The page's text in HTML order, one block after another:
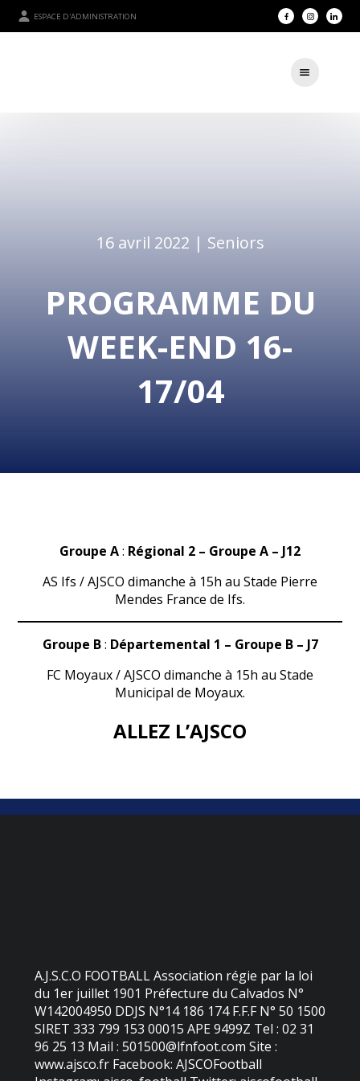
ESPACE D'ADMINISTRATION
16 avril 2022 | Seniors
PROGRAMME DU
WEEK-END 16-
17/04
Groupe A: Régional 2 – Groupe A – J12
AS Ifs / AJSCO dimanche à 15h au Stade Pierre
Mendes France de Ifs.
Groupe B: Départemental 1 – Groupe B – J7
FC Moyaux / AJSCO dimanche à 15h au Stade
Municipal de Moyaux.
ALLEZ L’AJSCO
A.J.S.C.O FOOTBALL Association régie par la loi
du 1er juillet 1901 Préfecture du Calvados N°
W142004950 DDJS N°14 186 174 F.F.F N° 50 1500
SIRET 333 799 153 00015 APE 9499Z Tel : 02 31
96 25 13 Mail : 501500@lfnfoot.com Site :
www.ajsco.fr Facebook: AJSCOFootball